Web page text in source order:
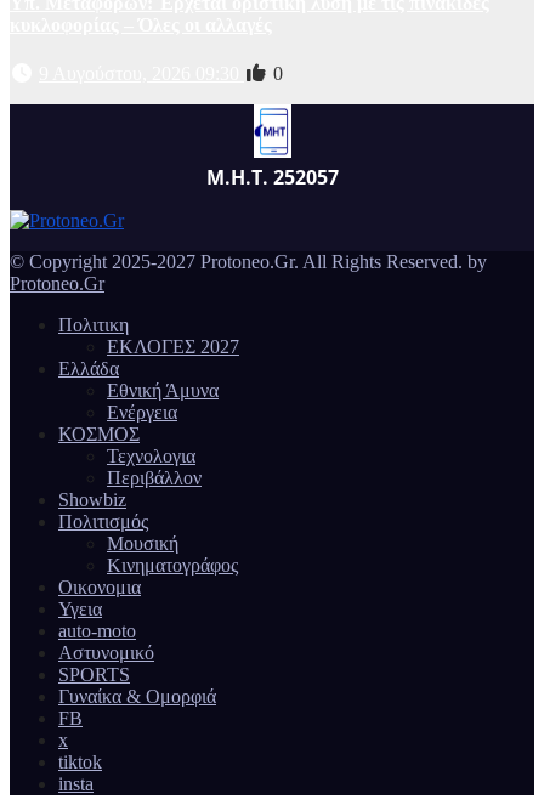
0
Μ.Η.Τ. 252057
© Copyright 2025-2027 Protoneo.Gr. All Rights Reserved. by
Protoneo.Gr
Πολιτικη
ΕΚΛΟΓΕΣ 2027
Ελλάδα
Εθνική Άμυνα
Ενέργεια
ΚΟΣΜΟΣ
Τεχνολογια
Περιβάλλον
Showbiz
Πολιτισμός
Μουσική
Κινηματογράφος
Οικονομια
Υγεια
auto-moto
Αστυνομικό
SPORTS
Γυναίκα & Ομορφιά
FB
x
tiktok
insta